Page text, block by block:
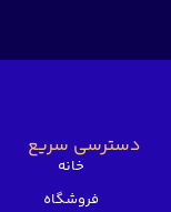
دسترسی سریع
خانه
فروشگاه